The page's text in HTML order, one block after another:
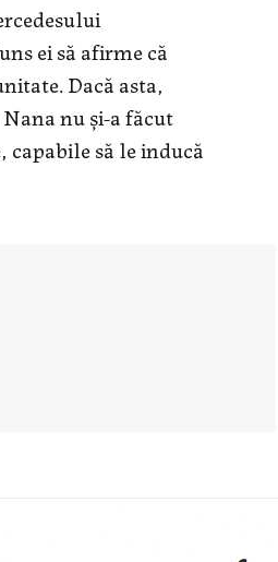
ei să afirme că
Dacă asta,
nu şi-a făcut
capabile să le inducă